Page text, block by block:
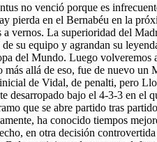
no venció porque es
pierda en el Bernabéu en la
vernos. La superioridad del
su equipo y agrandan su
del Mundo. Luego
allá de eso, fue de nuevo
de Vidal, de penalti, pero
bajo el 4-3-3 en el
que se abre partido tras
ha conocido tiempos
en otra decisión